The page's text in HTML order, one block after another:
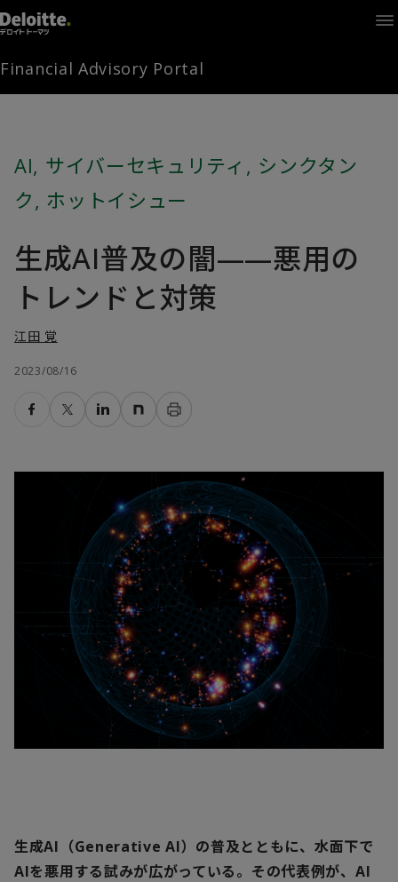
Home
Times
Channel
Library
お問い合わせ
FAMとは
FA Portal
Financial Advisory Portal
AI, サイバーセキュリティ , シンクタン
ク, ホットイシュー
生成AI普及の闇——悪用の
トレンドと対策
江田 覚
2023/08/16
生成AI（Generative AI）の普及とともに、水面下で
AIを悪用する試みが広がっている。その代表例が、AI